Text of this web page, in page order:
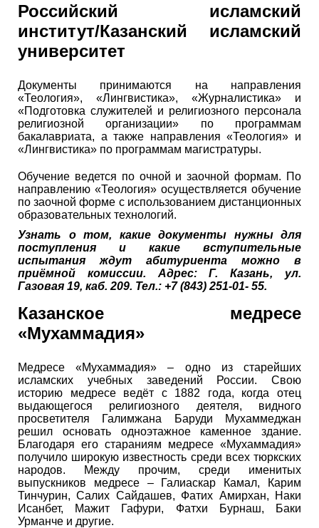
Российский исламский
институт/Казанский исламский
университет
Документы принимаются на направления
«Теология», «Лингвистика», «Журналистика» и
«Подготовка служителей и религиозного персонала
религиозной организации» по программам
бакалавриата, а также направления «Теология» и
«Лингвистика» по программам магистратуры.
Обучение ведется по очной и заочной формам. По
направлению «Теология» осуществляется обучение
по заочной форме с использованием дистанционных
образовательных технологий.
Узнать о том, какие документы нужны для
поступления и какие вступительные
испытания ждут абитуриента можно в
приёмной комиссии. Адрес: Г. Казань, ул.
Газовая 19, каб. 209. Тел.: +7 (843) 251-01- 55.
Казанское медресе
«Мухаммадия»
Медресе «Мухаммадия» – одно из старейших
исламских учебных заведений России. Свою
историю медресе ведёт с 1882 года, когда отец
выдающегося религиозного деятеля, видного
просветителя Галимжана Баруди Мухаммеджан
решил основать одноэтажное каменное здание.
Благодаря его стараниям медресе «Мухаммадия»
получило широкую известность среди всех тюркских
народов. Между прочим, среди именитых
выпускников медресе – Галиаскар Камал, Карим
Тинчурин, Салих Сайдашев, Фатих Амирхан, Наки
Исанбет, Мажит Гафури, Фатхи Бурнаш, Баки
Урманче и другие.